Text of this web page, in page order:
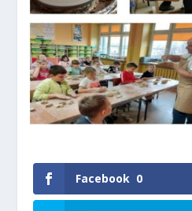
Facebook 0